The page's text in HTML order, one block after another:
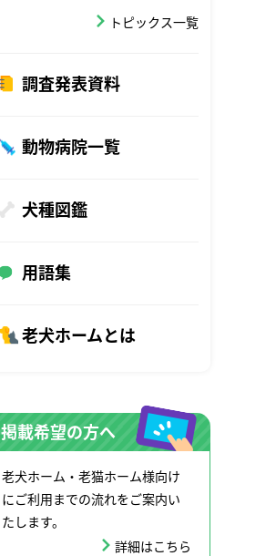
トピックス一覧
調査発表資料
動物病院一覧
犬種図鑑
用語集
老犬ホームとは
掲載希望の方へ
老犬ホーム・老猫ホーム様向け
にご利用までの流れをご案内い
たします。
詳細はこちら